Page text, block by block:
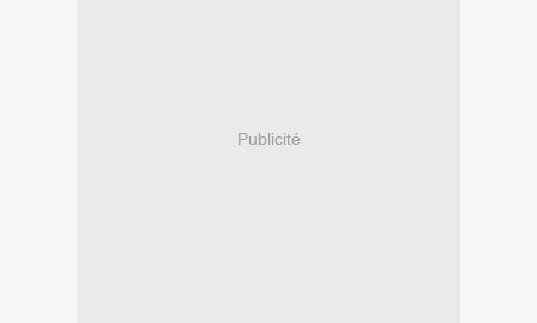
Publicité